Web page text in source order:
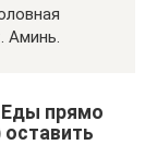
Аминь.
прямо
оставить